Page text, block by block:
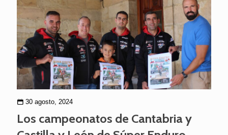
30 agosto, 2024
Los campeonatos de Cantabria y